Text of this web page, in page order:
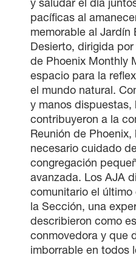
y saludar el día
pacíficas al
memorable al Jardín
Desierto, dirigida
de Phoenix Monthly
espacio para la
el mundo natural.
y manos dispuestas,
contribuyeron a la
Reunión de
necesario cuidado
congregación
avanzada. Los AJA
comunitario el
la Sección, una
describieron como
conmovedora y que
imborrable en todos